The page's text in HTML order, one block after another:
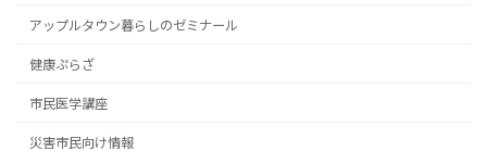
アップルタウン暮らしのゼミナール
健康ぷらざ
市民医学講座
災害市民向け情報